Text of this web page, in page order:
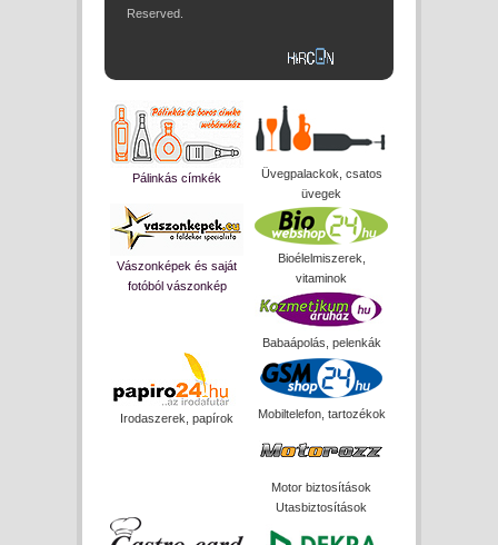
Reserved.
Pálinkás címkék
Üvegpalackok, csatos
üvegek
Vászonképek és saját
fotóból vászonkép
Bioélelmiszerek,
vitaminok
Babaápolás, pelenkák
Irodaszerek, papírok Mobiltelefon, tartozékok
Motor biztosítások
Utasbiztosítások